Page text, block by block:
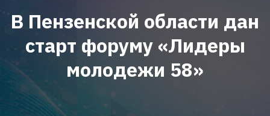
В Пензенской области дан
старт форуму «Лидеры
молодежи 58»